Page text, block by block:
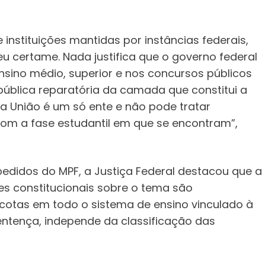
instituições mantidas por instâncias federais,
certame. Nada justifica que o governo federal
médio, superior e nos concursos públicos
reparatória da camada que constitui a
União é um só ente e não pode tratar
a fase estudantil em que se encontram”,
do MPF, a Justiça Federal destacou que a
constitucionais sobre o tema são
em todo o sistema de ensino vinculado à
independe da classificação das